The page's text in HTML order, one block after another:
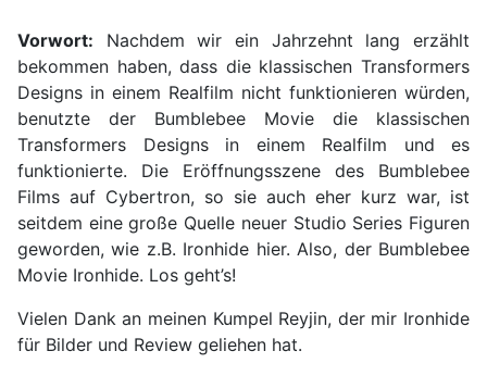
Vorwort: Nachdem wir ein Jahrzehnt lang erzählt
bekommen haben, dass die klassischen Transformers
Designs in einem Realfilm nicht funktionieren würden,
benutzte der Bumblebee Movie die klassischen
Transformers Designs in einem Realfilm und es
funktionierte. Die Eröffnungsszene des Bumblebee
Films auf Cybertron, so sie auch eher kurz war, ist
seitdem eine große Quelle neuer Studio Series Figuren
geworden, wie z.B. Ironhide hier. Also, der Bumblebee
Movie Ironhide. Los geht’s!
Vielen Dank an meinen Kumpel Reyjin, der mir Ironhide
für Bilder und Review geliehen hat.